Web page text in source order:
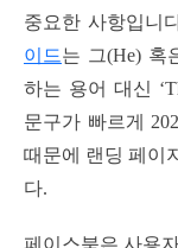
중요한 사항입니
이드는 그(He) 혹
하는 용어 대신
문구가 빠르게
때문에 랜딩 페이
다.